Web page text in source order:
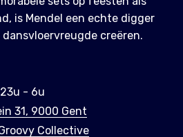
is Mendel een echte digger
creëren.
- 6u
31, 9000 Gent
Collective